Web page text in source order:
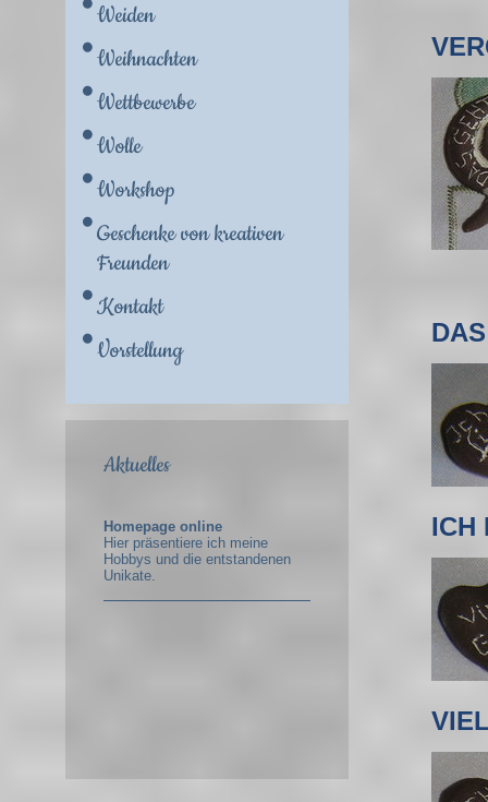
Weiden
Weihnachten
Wettbewerbe
Wolle
Workshop
Geschenke von kreativen
Freunden
Kontakt
Vorstellung
Aktuelles
Homepage online
Hier präsentiere ich meine
Hobbys und die entstandenen
Unikate.
ICH